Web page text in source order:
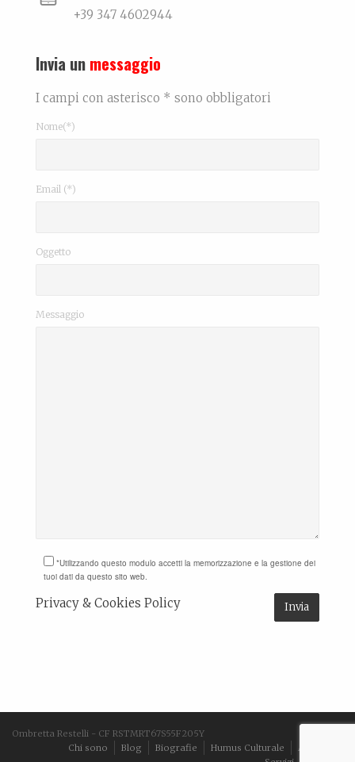
+39 347 4602944
Invia un messaggio
I campi con asterisco * sono obbligatori
Nome(*)
Email (*)
Oggetto
Messaggio
*Utilizzando questo modulo accetti la memorizzazione e la gestione dei
tuoi dati da questo sito web.
Privacy & Cookies Policy
Ombretta Restelli - CF RSTMRT67S55F205Y
Chi sono
Blog Biografie Humus Culturale
Aforismi